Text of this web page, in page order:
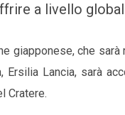
a livello
giapponese, che
Ersilia Lancia, sarà
Cratere.